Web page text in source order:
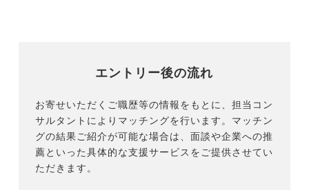
エントリー後の流れ
お寄せいただくご職歴等の情報をもとに、担当コン
サルタントによりマッチングを行います。マッチン
グの結果ご紹介が可能な場合は、面談や企業への推
薦といった具体的な支援サービスをご提供させてい
ただきます。